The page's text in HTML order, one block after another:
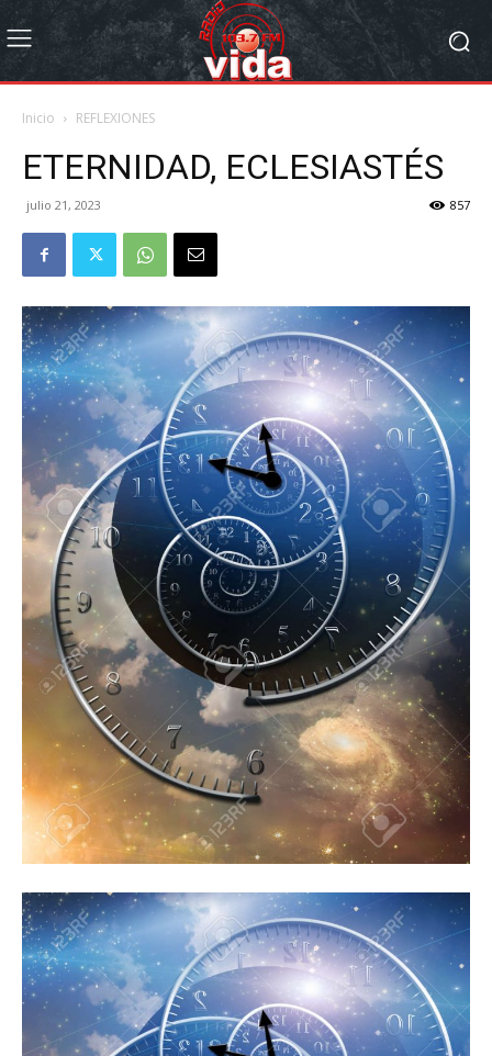
Inicio REFLEXIONES
ETERNIDAD, ECLESIASTÉS
julio 21, 2023 857